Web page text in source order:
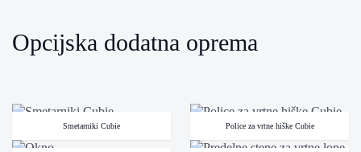
Opcijska dodatna oprema
Smetarniki Cubie Police za vrtne hiške Cubie